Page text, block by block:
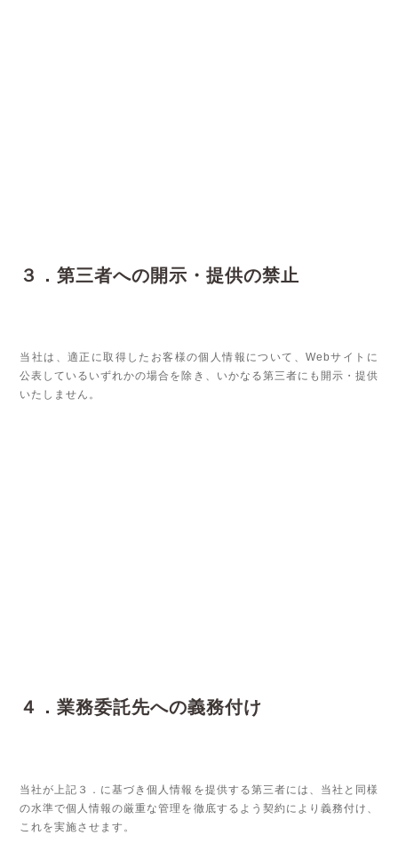
３．第三者への開示・提供の禁止
当社は、適正に取得したお客様の個人情報について、Webサイトに
公表しているいずれかの場合を除き、いかなる第三者にも開示・提供
いたしません。
４．業務委託先への義務付け
当社が上記３．に基づき個人情報を提供する第三者には、当社と同様
の水準で個人情報の厳重な管理を徹底するよう契約により義務付け、
これを実施させます。